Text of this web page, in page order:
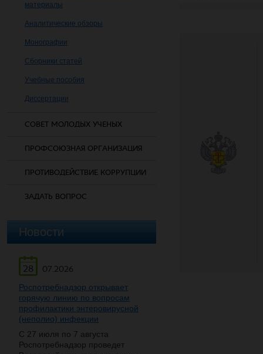
материалы
Аналитические обзоры
Монографии
Сборники статей
Учебные пособия
Диссертации
СОВЕТ МОЛОДЫХ УЧЕНЫХ
ПРОФСОЮЗНАЯ ОРГАНИЗАЦИЯ
ПРОТИВОДЕЙСТВИЕ КОРРУПЦИИ
ЗАДАТЬ ВОПРОС
Новости
28
07.2026
Роспотребнадзор открывает
горячую линию по вопросам
профилактики энтеровирусной
(неполио) инфекции
С 27 июля по 7 августа
Роспотребнадзор проведет